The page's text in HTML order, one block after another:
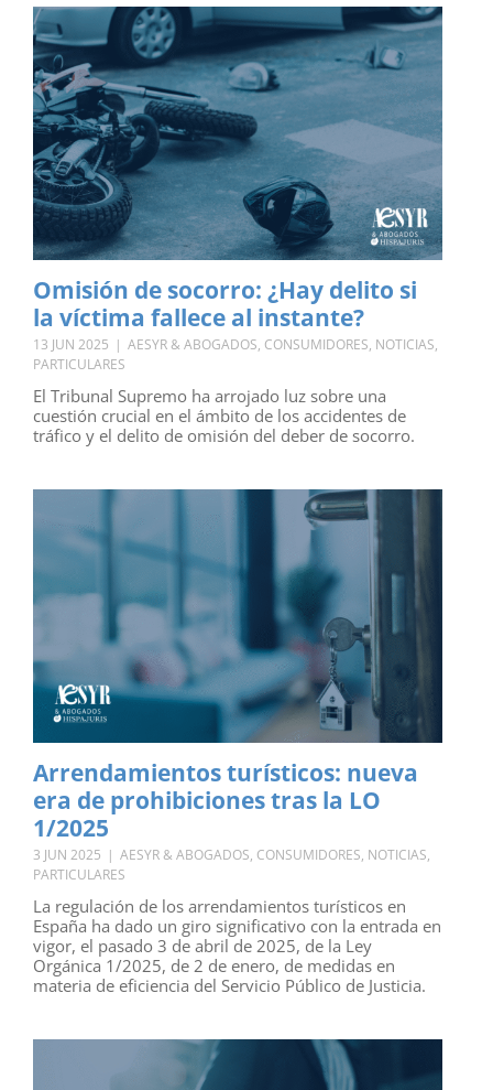
Omisión de socorro: ¿Hay delito si
la víctima fallece al instante?
13 JUN 2025 | AESYR & ABOGADOS, CONSUMIDORES, NOTICIAS,
PARTICULARES
El Tribunal Supremo ha arrojado luz sobre una
cuestión crucial en el ámbito de los accidentes de
tráfico y el delito de omisión del deber de socorro.
Arrendamientos turísticos: nueva
era de prohibiciones tras la LO
1/2025
3 JUN 2025 | AESYR & ABOGADOS, CONSUMIDORES, NOTICIAS,
PARTICULARES
La regulación de los arrendamientos turísticos en
España ha dado un giro significativo con la entrada en
vigor, el pasado 3 de abril de 2025, de la Ley
Orgánica 1/2025, de 2 de enero, de medidas en
materia de eficiencia del Servicio Público de Justicia.